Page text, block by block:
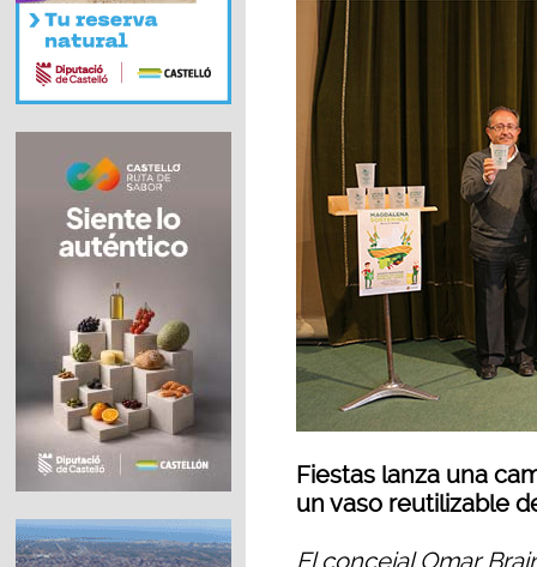
Fiestas lanza una
un vaso reutilizable